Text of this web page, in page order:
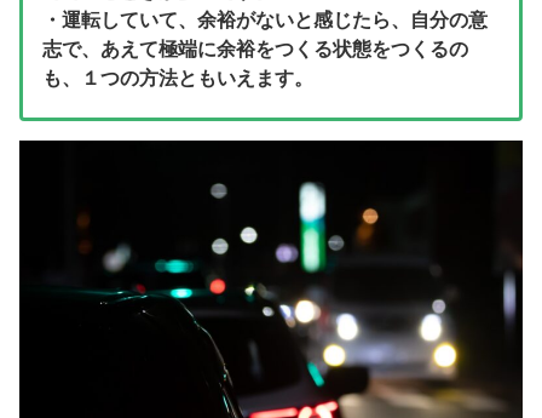
・運転していて、余裕がないと感じたら、自分の意
志で、あえて極端に余裕をつくる状態をつくるの
も、１つの方法ともいえます。